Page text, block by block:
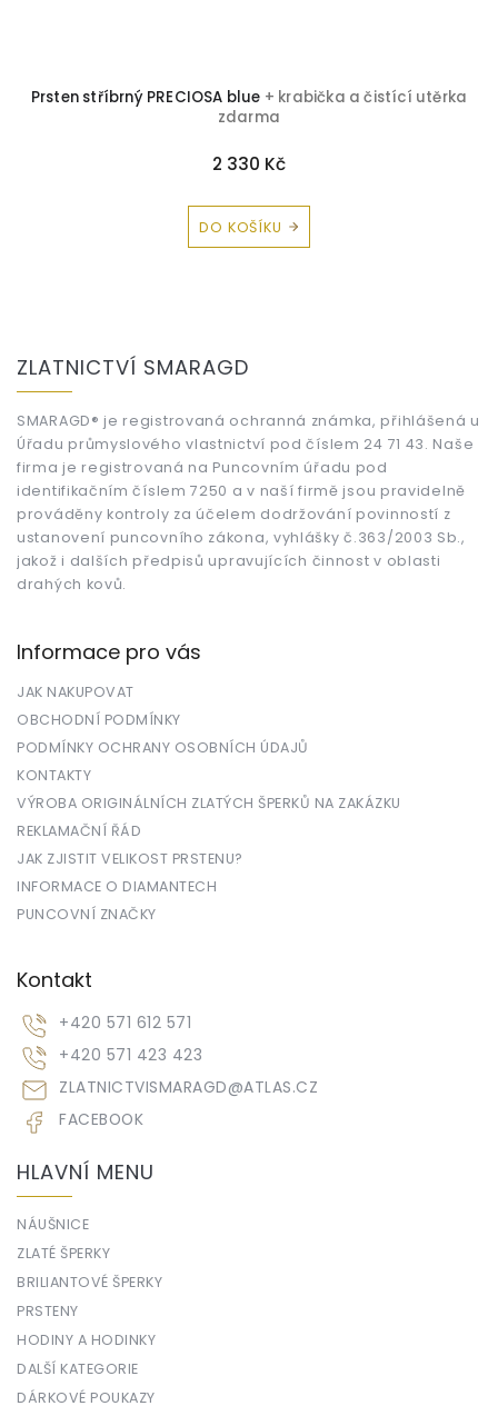
Prsten stříbrný PRECIOSA blue + krabička a čistící utěrka
zdarma
2 330 Kč
DO KOŠÍKU
ZLATNICTVÍ SMARAGD
SMARAGD® je registrovaná ochranná známka, přihlášená u
Úřadu průmyslového vlastnictví pod číslem 24 71 43. Naše
firma je registrovaná na Puncovním úřadu pod
identifikačním číslem 7250 a v naší firmě jsou pravidelně
prováděny kontroly za účelem dodržování povinností z
ustanovení puncovního zákona, vyhlášky č.363/2003 Sb.,
jakož i dalších předpisů upravujících činnost v oblasti
drahých kovů.
Informace pro vás
JAK NAKUPOVAT
OBCHODNÍ PODMÍNKY
PODMÍNKY OCHRANY OSOBNÍCH ÚDAJŮ
KONTAKTY
VÝROBA ORIGINÁLNÍCH ZLATÝCH ŠPERKŮ NA ZAKÁZKU
REKLAMAČNÍ ŘÁD
JAK ZJISTIT VELIKOST PRSTENU?
INFORMACE O DIAMANTECH
PUNCOVNÍ ZNAČKY
Kontakt
ZLATNICTVISMARAGD@ATLAS.CZ
+420 571 612 571
+420 571 423 423
FACEBOOK
HLAVNÍ MENU
NÁUŠNICE
ZLATÉ ŠPERKY
BRILIANTOVÉ ŠPERKY
PRSTENY
HODINY A HODINKY
DALŠÍ KATEGORIE
DÁRKOVÉ POUKAZY